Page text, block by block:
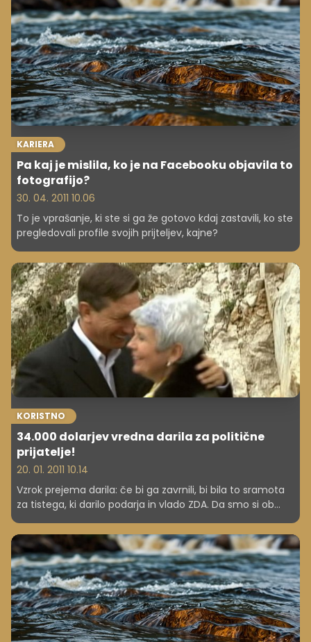
KARIERA
Pa kaj je mislila, ko je na Facebooku objavila to
fotografijo?
30. 04. 2011 10.06
To je vprašanje, ki ste si ga že gotovo kdaj zastavili, ko ste
pregledovali profile svojih prijteljev, kajne?
KORISTNO
34.000 dolarjev vredna darila za politične
prijatelje!
20. 01. 2011 10.14
Vzrok prejema darila: če bi ga zavrnili, bi bila to sramota
za tistega, ki darilo podarja in vlado ZDA. Da smo si ob
prebiranju dokumenta torej na jasnem, da ne gre za
podkupnino!